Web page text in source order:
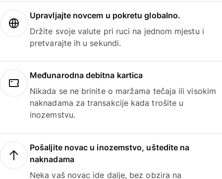
Upravljajte novcem u pokretu globalno.
Držite svoje valute pri ruci na jednom mjestu i
pretvarajte ih u sekundi.
Međunarodna debitna kartica
Nikada se ne brinite o maržama tečaja ili visokim
naknadama za transakcije kada trošite u
inozemstvu.
Pošaljite novac u inozemstvo, uštedite na
naknadama
Neka vaš novac ide dalje, bez obzira na